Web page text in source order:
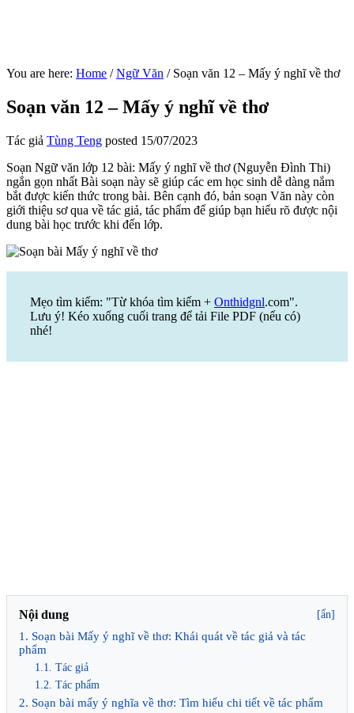
You are here: Home / Ngữ Văn /Soạn văn 12 – Mấy ý nghĩ về thơ
Soạn văn 12 – Mấy ý nghĩ về thơ
Tác giả Tùng Teng posted 15/07/2023
Soạn Ngữ văn lớp 12 bài: Mấy ý nghĩ về thơ (Nguyễn Đình Thi)
ngắn gọn nhất Bài soạn này sẽ giúp các em học sinh dễ dàng nắm
bắt được kiến thức trong bài. Bên cạnh đó, bản soạn Văn này còn
giới thiệu sơ qua về tác giả, tác phẩm để giúp bạn hiểu rõ được nội
dung bài học trước khi đến lớp.
Mẹo tìm kiếm: "Từ khóa tìm kiếm + Onthidgnl.com".
Lưu ý! Kéo xuống cuối trang để tải File PDF (nếu có)
nhé!
Nội dung [ẩn]
1. Soạn bài Mấy ý nghĩ về thơ: Khái quát về tác giả và tác
phẩm
1.1. Tác giả
1.2. Tác phẩm
2. Soạn bài mấy ý nghĩa về thơ: Tìm hiểu chi tiết về tác phẩm